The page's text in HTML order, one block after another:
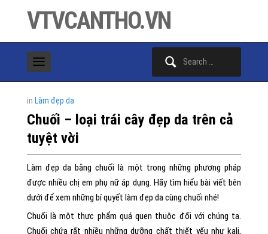
VTVCANTHO.VN
in Làm đẹp da
Chuối – loại trái cây đẹp da trên cả
tuyệt vời
Làm đẹp da bằng chuối là một trong những phương pháp
được nhiều chị em phụ nữ áp dụng. Hãy tìm hiểu bài viết bên
dưới để xem những bí quyết làm đẹp da cùng chuối nhé!
Chuối là một thực phẩm quá quen thuộc đối với chúng ta.
Chuối chứa rất nhiều những dưỡng chất thiết yếu như kali,